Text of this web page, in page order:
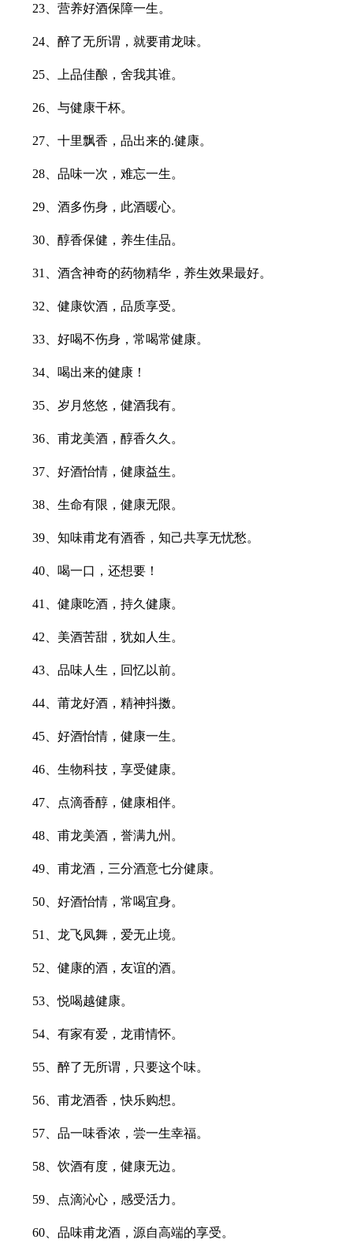
23、营养好酒保障一生。
24、醉了无所谓，就要甫龙味。
25、上品佳酿，舍我其谁。
26、与健康干杯。
27、十里飘香，品出来的.健康。
28、品味一次，难忘一生。
29、酒多伤身，此酒暖心。
30、醇香保健，养生佳品。
31、酒含神奇的药物精华，养生效果最好。
32、健康饮酒，品质享受。
33、好喝不伤身，常喝常健康。
34、喝出来的健康！
35、岁月悠悠，健酒我有。
36、甫龙美酒，醇香久久。
37、好酒怡情，健康益生。
38、生命有限，健康无限。
39、知味甫龙有酒香，知己共享无忧愁。
40、喝一口，还想要！
41、健康吃酒，持久健康。
42、美酒苦甜，犹如人生。
43、品味人生，回忆以前。
44、莆龙好酒，精神抖擞。
45、好酒怡情，健康一生。
46、生物科技，享受健康。
47、点滴香醇，健康相伴。
48、甫龙美酒，誉满九州。
49、甫龙酒，三分酒意七分健康。
50、好酒怡情，常喝宜身。
51、龙飞凤舞，爱无止境。
52、健康的酒，友谊的酒。
53、悦喝越健康。
54、有家有爱，龙甫情怀。
55、醉了无所谓，只要这个味。
56、甫龙酒香，快乐购想。
57、品一味香浓，尝一生幸福。
58、饮酒有度，健康无边。
59、点滴沁心，感受活力。
60、品味甫龙酒，源自高端的享受。